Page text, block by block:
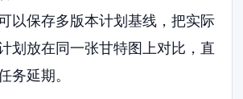
以保存多版本计划基线，把实际
划放在同一张甘特图上对比，直
务延期。